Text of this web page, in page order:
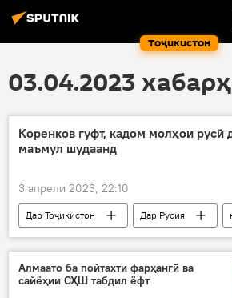
Тоҷикистон
03.04.2023
Коренков гуфт, кадом молҳои русӣ
маъмул шудаанд
3 апрели 2023, 22:10
Дар Тоҷикистон Дар Русия
Иқтисод
гардиши мол
Алмаато ба пойтахти фарҳангӣ ва
сайёҳии СҲШ табдил ёфт